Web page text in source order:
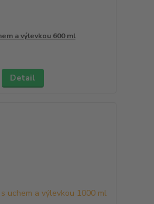
a výlevkou 600 ml
Detail